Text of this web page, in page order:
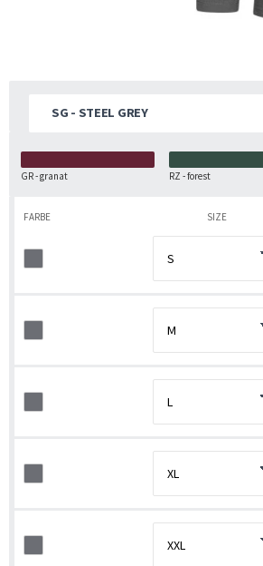
GR - granat RZ - forest
SG - STEEL GREY
FARBE SIZE